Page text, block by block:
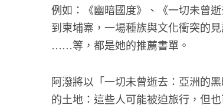
例如：《幽暗國度》、《一切未曾
到柬埔寨，一場種族與文化衝突的
……等，都是她的推薦書單。
阿潑將以「一切未曾逝去：亞洲的
的土地：這些人可能被迫旅行，但